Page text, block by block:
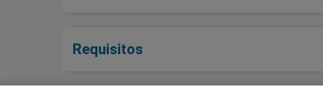
Requisitos